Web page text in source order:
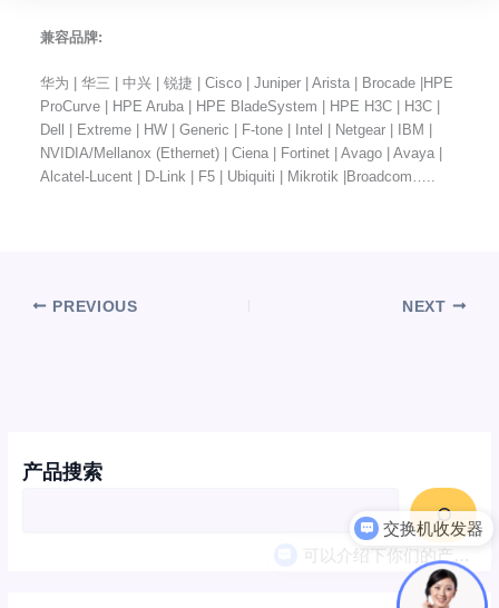
产品搜索
兼容品牌:
华为 | 华三 | 中兴 | 锐捷 | Cisco | Juniper | Arista | Brocade |HPE
ProCurve | HPE Aruba | HPE BladeSystem | HPE H3C | H3C |
Dell | Extreme | HW | Generic | F-tone | Intel | Netgear | IBM |
NVIDIA/Mellanox (Ethernet) | Ciena | Fortinet | Avago | Avaya |
Alcatel-Lucent | D-Link | F5 | Ubiquiti | Mikrotik |Broadcom…..
PREVIOUS NEXT
可以介绍下你们的产品么